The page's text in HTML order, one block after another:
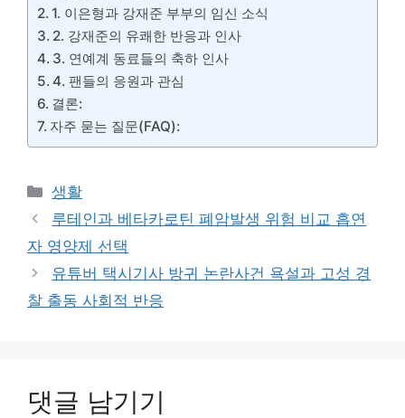
1. 이은형과 강재준 부부의 임신 소식
2. 강재준의 유쾌한 반응과 인사
3. 연예계 동료들의 축하 인사
4. 팬들의 응원과 관심
결론:
자주 묻는 질문(FAQ):
카
테
리
생활
루테인과 베타카로틴 폐암발생 위험 비교 흡연
자 영양제 선택
유튜버 택시기사 방귀 논란사건 욕설과 고성 경
찰 출동 사회적 반응
댓글 남기기